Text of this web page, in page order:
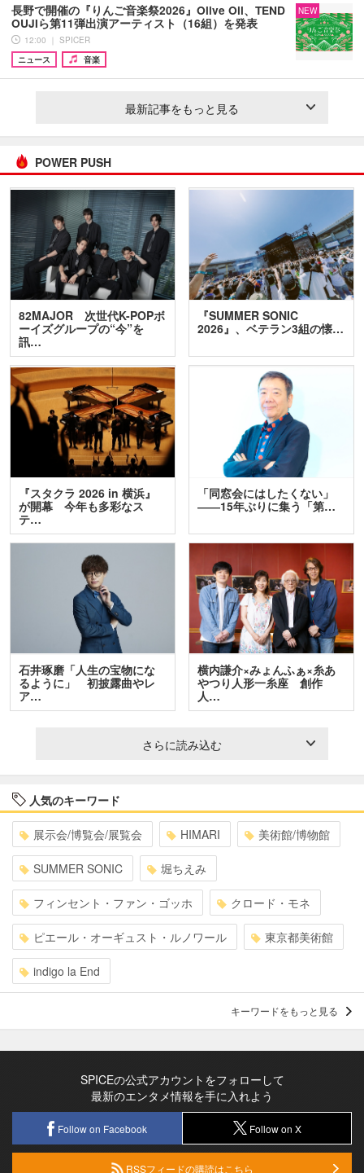
長野で開催の『りんご音楽祭2026』Olive Oil、TEND
OUJIら第11弾出演アーティスト（16組）を発表
12:00 ｜ SPICER
ニュース
音楽
NEW
最新記事をもっと見る
POWER PUSH
82MAJOR 次世代K-POPボ
ーイズグループの“今”を
訊…
『SUMMER SONIC
2026』、ベテラン3組の懐…
『スタクラ 2026 in 横浜』
が開幕 今年も多彩なス
テ…
「同窓会にはしたくない」
――15年ぶりに集う「第…
石井琢磨「人生の宝物にな
るように」 初披露曲やレ
ア…
横内謙介×みょんふぁ×糸あ
やつり人形一糸座 創作
人…
さらに読み込む
人気のキーワード
展示会/博覧会/展覧会 HIMARI 美術館/博物館
SUMMER SONIC 堀ちえみ
フィンセント・ファン・ゴッホ クロード・モネ
ピエール・オーギュスト・ルノワール 東京都美術館
indigo la End
キーワードをもっと見る
SPICEの公式アカウントをフォローして
最新のエンタメ情報を手に入れよう
Follow on Facebook Follow on X
RSSフィードの購読はこちら